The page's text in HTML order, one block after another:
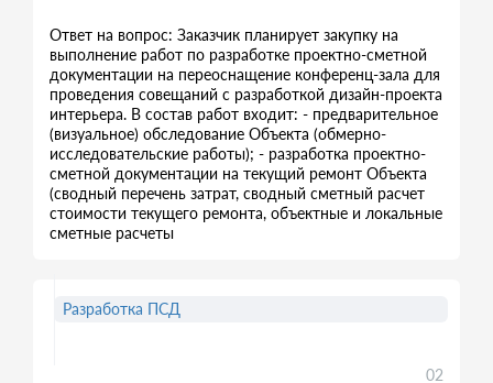
Ответ на вопрос: Заказчик планирует закупку на
выполнение работ по разработке проектно-сметной
документации на переоснащение конференц-зала для
проведения совещаний с разработкой дизайн-проекта
интерьера. В состав работ входит: - предварительное
(визуальное) обследование Объекта (обмерно-
исследовательские работы); - разработка проектно-
сметной документации на текущий ремонт Объекта
(сводный перечень затрат, сводный сметный расчет
стоимости текущего ремонта, объектные и локальные
сметные расчеты
02
Разработка ПСД